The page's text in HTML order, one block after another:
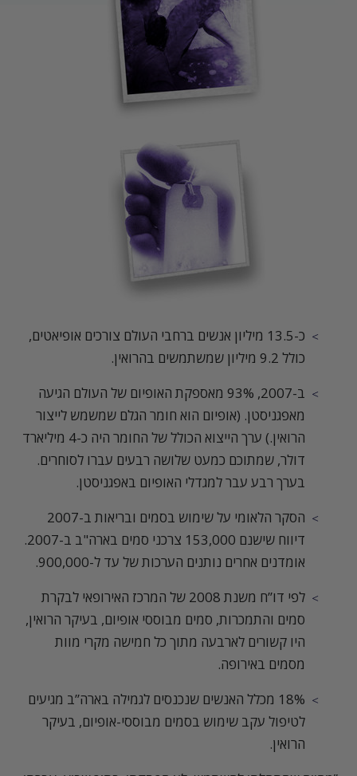
כ-13.5 מיליון אנשים ברחבי העולם צורכים אופיאטים,
כולל 9.2 מיליון שמשתמשים בהרואין.
ב-2007, 93% מאספקת האופיום של העולם הגיעה
מאפגניסטן. (אופיום הוא חומר הגלם שמשמש לייצור
הרואין.) ערך הייצוא הכולל של החומר היה כ-4 מיליארד
דולר, שמתוכם כמעט שלושה רבעים עברו לסוחרים.
בערך רבע עבר למגדלי האופיום באפגניסטן.
הסקר הלאומי על שימוש בסמים ובריאות ב-2007
דיווח שישנם 153,000 צרכני סמים בארה"ב ב-2007.
אומדנים אחרים נותנים הערכות של עד ל-900,000.
לפי דו”ח משנת 2008 של המרכז האירופאי לבקרת
סמים והתמכרות, סמים מבוססי אופיום, בעיקר הרואין,
היו קשורים לארבעה מתוך כל חמישה מקרי מוות
מסמים באירופה.
18% מכלל האנשים שנכנסים לגמילה בארה”ב מגיעים
לטיפול עקב שימוש בסמים מבוססי-אופיום, בעיקר
הרואין.